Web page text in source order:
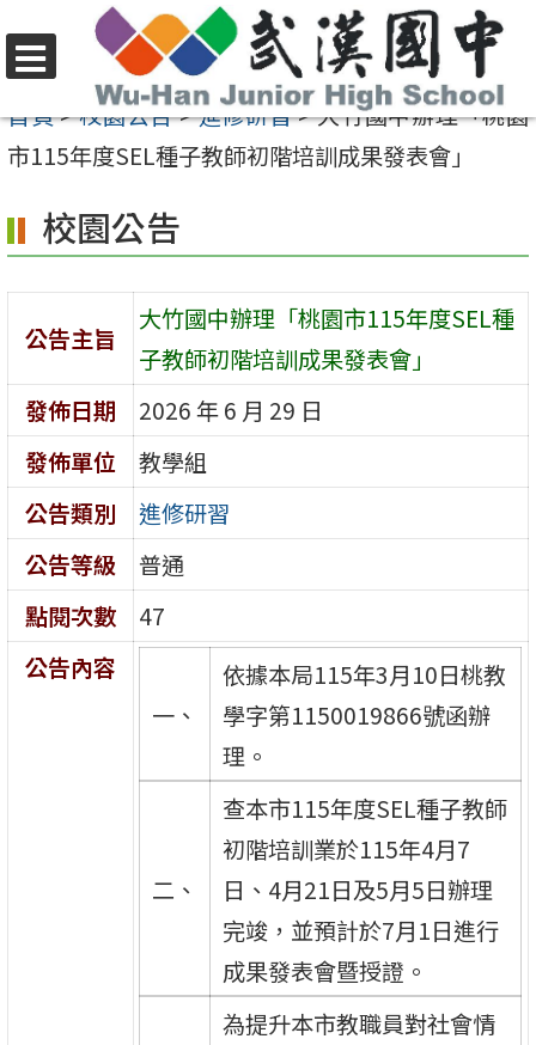
至
要
容
區
選
單
首頁>校園公告>進修研習>大竹國中辦理「桃園
市115年度SEL種子教師初階培訓成果發表會」
校園公告
公告主旨
大竹國中辦理「桃園市115年度SEL種
子教師初階培訓成果發表會」
發佈日期
2026 年 6 月 29 日
發佈單位
教學組
公告類別
進修研習
公告等級
普通
點閱次數
47
公告內容
一、
依據本局115年3月10日桃教
學字第1150019866號函辦
理。
二、
查本市115年度SEL種子教師
初階培訓業於115年4月7
日、4月21日及5月5日辦理
完竣，並預計於7月1日進行
成果發表會暨授證。
為提升本市教職員對社會情